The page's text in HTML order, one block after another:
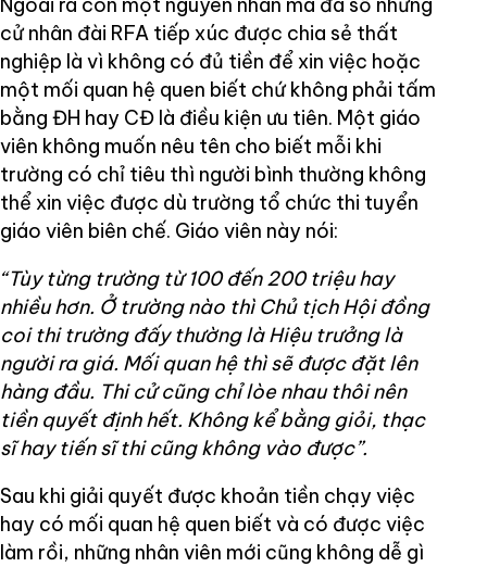
Ngoài ra còn một nguyên nhân mà đa số những
cử nhân đài RFA tiếp xúc được chia sẻ thất
nghiệp là vì không có đủ tiền để xin việc hoặc
một mối quan hệ quen biết chứ không phải tấm
bằng ĐH hay CĐ là điều kiện ưu tiên. Một giáo
viên không muốn nêu tên cho biết mỗi khi
trường có chỉ tiêu thì người bình thường không
thể xin việc được dù trường tổ chức thi tuyển
giáo viên biên chế. Giáo viên này nói:
“Tùy từng trường từ 100 đến 200 triệu hay
nhiều hơn. Ở trường nào thì Chủ tịch Hội đồng
coi thi trường đấy thường là Hiệu trưởng là
người ra giá. Mối quan hệ thì sẽ được đặt lên
hàng đầu. Thi cử cũng chỉ lòe nhau thôi nên
tiền quyết định hết. Không kể bằng giỏi, thạc
sĩ hay tiến sĩ thi cũng không vào được”.
Sau khi giải quyết được khoản tiền chạy việc
hay có mối quan hệ quen biết và có được việc
làm rồi, những nhân viên mới cũng không dễ gì